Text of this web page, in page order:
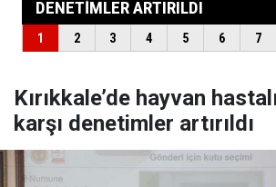
Kırıkkale’de hayvan
karşı denetimler artırıldı